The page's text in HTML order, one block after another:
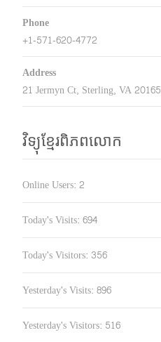
Phone
+1-571-620-4772
Address
21 Jermyn Ct, Sterling, VA 20165
វិទ្យុខ្មែរពិភពលោក
Online Users: 2
Today's Visits: 694
Today's Visitors: 356
Yesterday's Visits: 896
Yesterday's Visitors: 516